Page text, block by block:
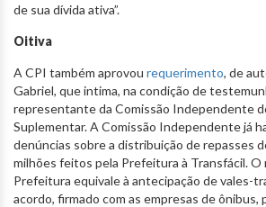
de sua dívida ativa”.
Oitiva
A CPI também aprovou requerimento, de
Gabriel, que intima, na condição de
representante da Comissão Independente
Suplementar. A Comissão Independente já
denúncias sobre a distribuição de repasses
milhões feitos pela Prefeitura à Transfácil. O
Prefeitura equivale à antecipação de vales-
acordo, firmado com as empresas de ônibus,